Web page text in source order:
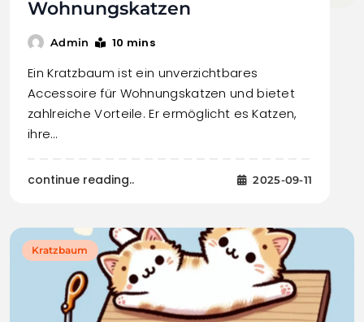
Wohnungskatzen
Admin 10 mins
Ein Kratzbaum ist ein unverzichtbares
Accessoire für Wohnungskatzen und bietet
zahlreiche Vorteile. Er ermöglicht es Katzen,
ihre…
continue reading.. 2025-09-11
Kratzbaum